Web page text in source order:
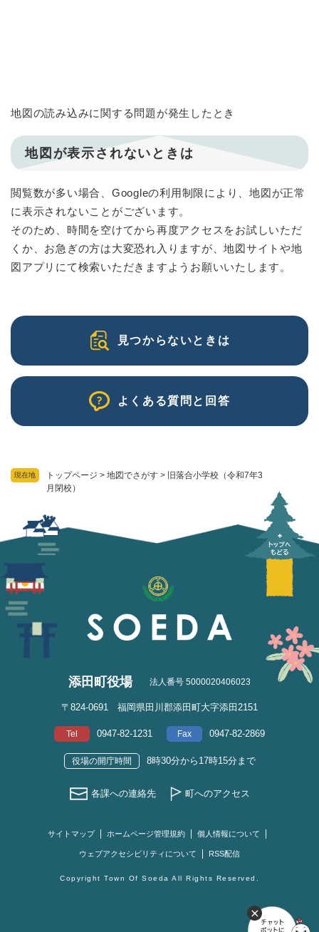
現在地 トップページ > 地図でさがす > 旧落合小学校（令和7年3
月閉校）
地図の読み込みに関する問題が発生したとき
地図が表示されないときは
閲覧数が多い場合、Googleの利用制限により、地図が正常
に表示されないことがございます。
そのため、時間を空けてから再度アクセスをお試しいただ
くか、お急ぎの方は大変恐れ入りますが、地図サイトや地
図アプリにて検索いただきますようお願いいたします。
見つからないときは
よくある質問と回答
添田町役場 法人番号 5000020406023
〒824-0691 福岡県田川郡添田町大字添田2151
Tel 0947-82-1231 Fax 0947-82-2869
役場の開庁時間 8時30分から17時15分まで
各課への連絡先 町へのアクセス
サイトマップ ホームページ管理規約 個人情報について
ウェブアクセシビリティについて RSS配信
Copyright Town Of Soeda All Rights Reserved.